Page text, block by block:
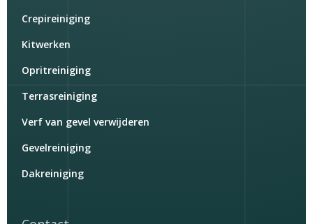
Crepireiniging
Kitwerken
Opritreiniging
Terrasreiniging
Verf van gevel verwijderen
Gevelreiniging
Dakreiniging